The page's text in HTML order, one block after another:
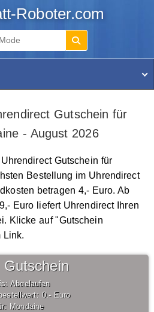
Roboter.com
Gutschein für
- August 2026
Gutschein für
Bestellung im Uhrendirect
betragen 4,- Euro. Ab
Euro liefert Uhrendirect Ihren
Klicke auf "Gutschein
Link.
Abgelaufen
0,- Euro
Mondaine